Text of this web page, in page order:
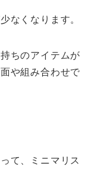
なくなります。
ちのアイテムが
や組み合わせで
て、ミニマリス